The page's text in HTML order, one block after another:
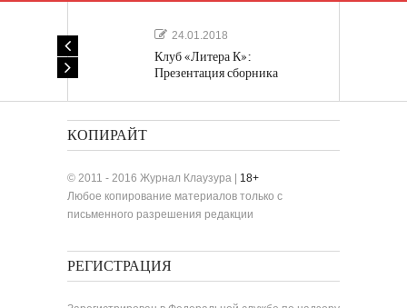
24.01.2018
Клуб «Литера К»:
Презентация сборника
КОПИРАЙТ
© 2011 - 2016 Журнал Клаузура | 18+
Любое копирование материалов только с
письменного разрешения редакции
РЕГИСТРАЦИЯ